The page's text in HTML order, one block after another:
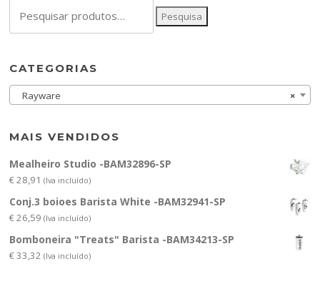
por:
Pesquisa
CATEGORIAS
×
Rayware
MAIS VENDIDOS
Mealheiro Studio -BAM32896-SP
€28,91 (Iva incluído)
Conj.3 boioes Barista White -BAM32941-SP
€26,59 (Iva incluído)
Bomboneira "Treats" Barista -BAM34213-SP
€33,32 (Iva incluído)